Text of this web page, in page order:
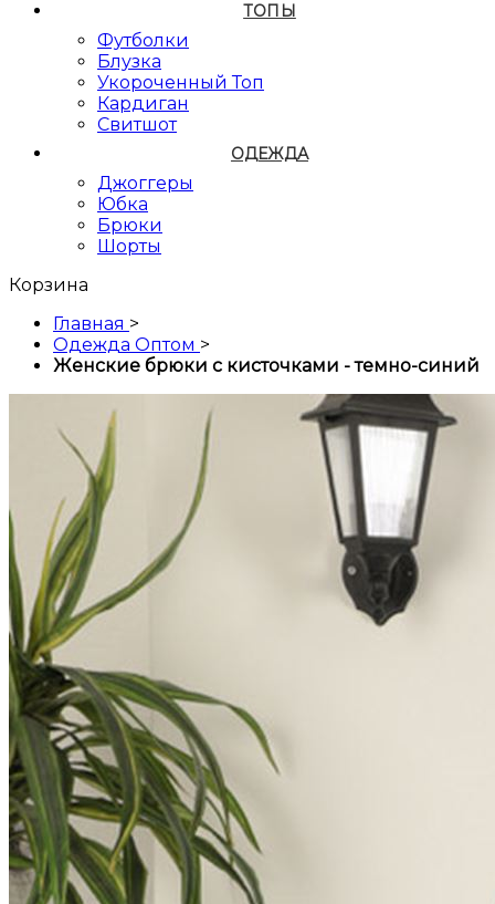
ТОПЫ
Футболки
Блузка
Укороченный Топ
Кардиган
Свитшот
ОДЕЖДА
Джоггеры
Юбка
Брюки
Шорты
Корзина
Главная >
Одежда Оптом >
Женские брюки с кисточками - темно-синий